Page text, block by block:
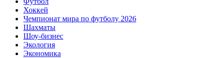
Хоккей
Чемпионат мира по футболу 2026
Шахматы
Шоу-бизнес
Экология
Экономика